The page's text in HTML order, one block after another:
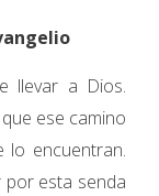
llevar a Dios.
ese camino
encuentran.
por esta senda